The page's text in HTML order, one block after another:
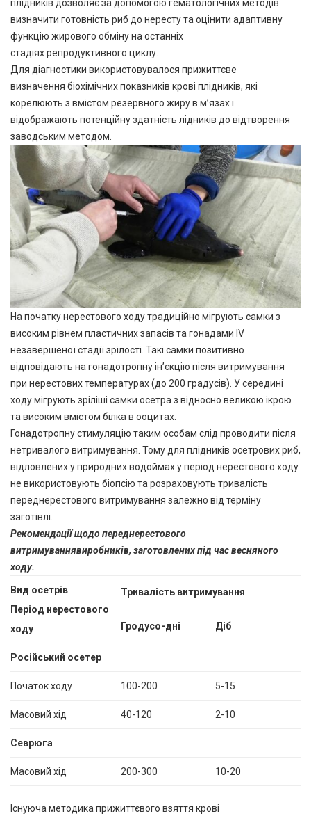
плідників дозволяє за допомогою гематологічних методів
визначити готовність риб до нересту та оцінити адаптивну
функцію жирового обміну на останніх
стадіях репродуктивного циклу.
Для діагностики використовувалося прижиттєве
визначення біохімічних показників крові плідників, які
корелюють з вмістом резервного жиру в м’язах і
відображають потенційну здатність лідників до відтворення
заводським методом.
На початку нерестового ходу традиційно мігрують самки з
високим рівнем пластичних запасів та гонадами IV
незавершеної стадії зрілості. Такі самки позитивно
відповідають на гонадотропну ін’єкцію після витримування
при нерестових температурах (до 200 градусів). У середині
ходу мігрують зріліші самки осетра з відносно великою ікрою
та високим вмістом білка в ооцитах.
Гонадотропну стимуляцію таким особам слід проводити після
нетривалого витримування. Тому для плідників осетрових риб,
відловлених у природних водоймах у період нерестового ходу
не використовують біопсію та розраховують тривалість
переднерестового витримування залежно від терміну
заготівлі.
Рекомендації щодо переднерестового
витримуваннявиробників, заготовлених під час весняного
ходу.
Вид осетрів
Період нерестового
ходу
Тривалість витримування
Гродусо-дні Діб
Російський осетер
Початок ходу 100-200 5-15
Масовий хід 40-120 2-10
Севрюга
Масовий хід 200-300 10-20
Існуюча методика прижиттєвого взяття крові